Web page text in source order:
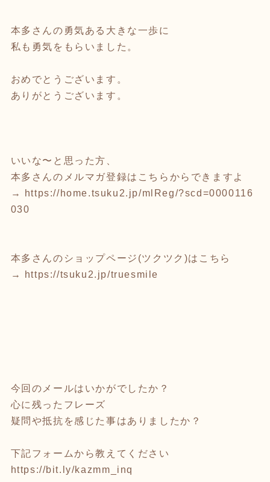
本多さんの勇気ある大きな一歩に
私も勇気をもらいました。
おめでとうございます。
ありがとうございます。
いいな〜と思った方、
本多さんのメルマガ登録はこちらからできますよ
→
https://home.tsuku2.jp/mlReg/?scd=0000116
030
本多さんのショップページ(ツクツク)はこちら
→
https://tsuku2.jp/truesmile
今回のメールはいかがでしたか？
心に残ったフレーズ
疑問や抵抗を感じた事はありましたか？
下記フォームから教えてください
https://bit.ly/kazmm_inq